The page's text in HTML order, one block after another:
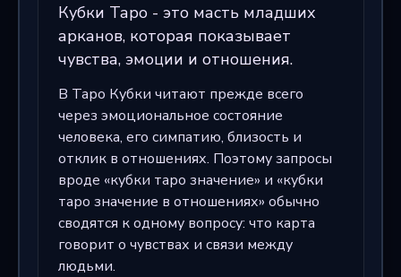
Кубки Таро - это масть младших
арканов, которая показывает
чувства, эмоции и отношения.
В Таро Кубки читают прежде всего
через эмоциональное состояние
человека, его симпатию, близость и
отклик в отношениях. Поэтому запросы
вроде «кубки таро значение» и «кубки
таро значение в отношениях» обычно
сводятся к одному вопросу: что карта
говорит о чувствах и связи между
людьми.